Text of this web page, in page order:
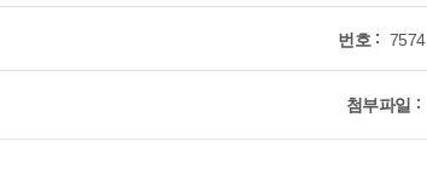
번호 7574
첨부파일